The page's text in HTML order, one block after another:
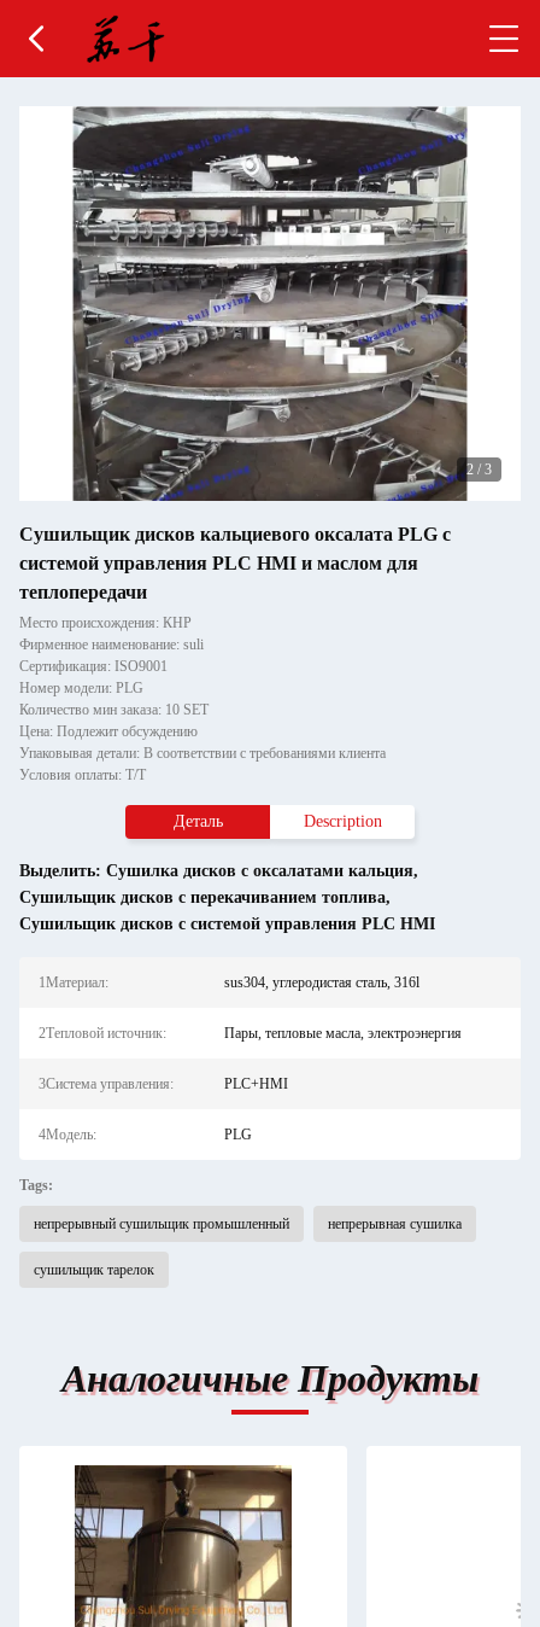
2 / 3
Сушильщик дисков кальциевого оксалата PLG с
системой управления PLC HMI и маслом для
теплопередачи
Место происхождения: КНР
Фирменное наименование: suli
Сертификация: ISO9001
Номер модели: PLG
Количество мин заказа: 10 SET
Цена: Подлежит обсуждению
Упаковывая детали: В соответствии с требованиями клиента
Условия оплаты: T/T
Деталь Description
Выделить: Сушилка дисков с оксалатами кальция,
Сушильщик дисков с перекачиванием топлива,
Сушильщик дисков с системой управления PLC HMI
1Материал: sus304, углеродистая сталь, 316l
2Тепловой источник: Пары, тепловые масла, электроэнергия
3Система управления: PLC+HMI
4Модель: PLG
Tags:
непрерывный сушильщик промышленный непрерывная сушилка
сушильщик тарелок
Аналогичные Продукты